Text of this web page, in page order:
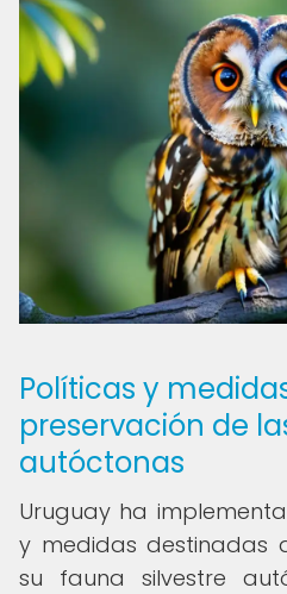
Políticas y
preservación de
autóctonas
Uruguay ha
y medidas destinadas
su fauna silvestre